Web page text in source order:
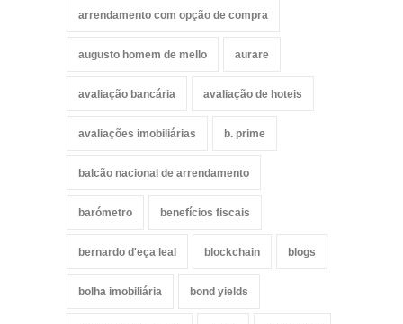
arrendamento com opção de compra
augusto homem de mello aurare
avaliação bancária avaliação de hoteis
avaliações imobiliárias b. prime
balcão nacional de arrendamento
barómetro benefícios fiscais
bernardo d'eça leal blockchain blogs
bolha imobiliária bond yields